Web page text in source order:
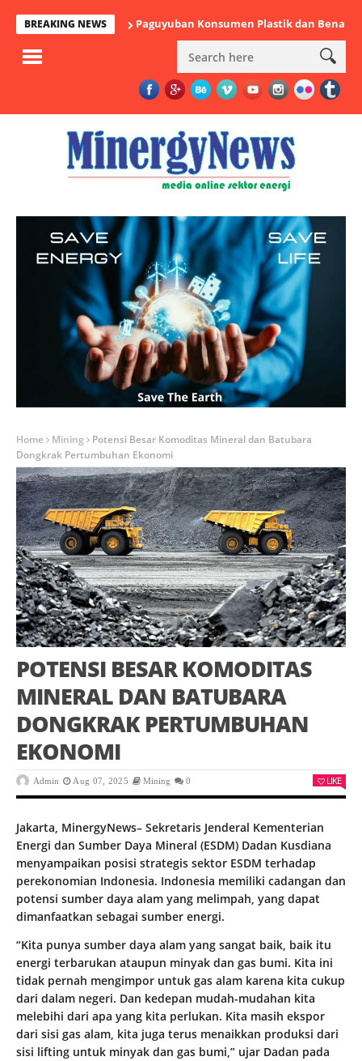
BREAKING NEWSPaguyuban Konsumen Plastik dan Benang
Home Mining
Potensi Besar Komoditas Mineral dan Batubara
Dongkrak Pertumbuhan Ekonomi
POTENSI BESAR KOMODITAS
MINERAL DAN BATUBARA
DONGKRAK PERTUMBUHAN
EKONOMI
Admin Aug 07, 2025 Mining 0 LIKE
Jakarta, MinergyNews– Sekretaris Jenderal Kementerian
Energi dan Sumber Daya Mineral (ESDM) Dadan Kusdiana
menyampaikan posisi strategis sektor ESDM terhadap
perekonomian Indonesia. Indonesia memiliki cadangan dan
potensi sumber daya alam yang melimpah, yang dapat
dimanfaatkan sebagai sumber energi.
“Kita punya sumber daya alam yang sangat baik, baik itu
energi terbarukan ataupun minyak dan gas bumi. Kita ini
tidak pernah mengimpor untuk gas alam karena kita cukup
dari dalam negeri. Dan kedepan mudah-mudahan kita
melebihi dari apa yang kita perlukan. Kita masih ekspor
dari sisi gas alam, kita juga terus menaikkan produksi dari
sisi lifting untuk minyak dan gas bumi,” ujar Dadan pada